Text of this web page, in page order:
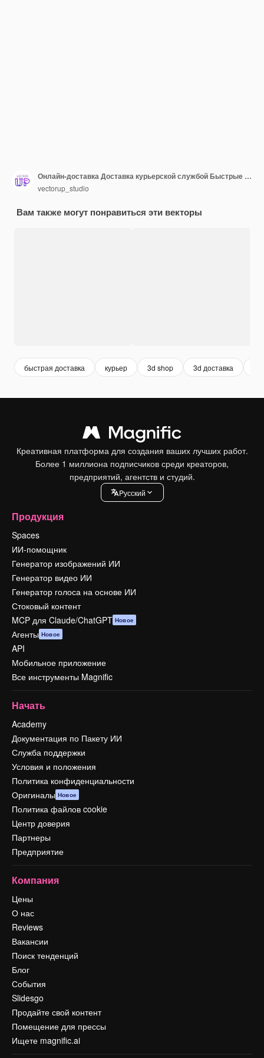
Онлайн-доставка Доставка курьерской службой Быстрые деньги Карта отслеживания скутера Векторная иллюстрация
vectorup_studio
Вам также могут понравиться эти векторы
быстрая доставка курьер 3d shop 3d доставка
Креативная платформа для создания ваших лучших работ.
Более 1 миллиона подписчиков среди креаторов,
предприятий, агентств и студий.
Pусский
Продукция
Spaces
ИИ-помощник
Генератор изображений ИИ
Генератор видео ИИ
Генератор голоса на основе ИИ
Стоковый контент
MCP для Claude/ChatGPT Новое
Агенты Новое
API
Мобильное приложение
Все инструменты Magnific
Начать
Academy
Документация по Пакету ИИ
Служба поддержки
Условия и положения
Политика конфиденциальности
Оригиналы Новое
Политика файлов cookie
Центр доверия
Партнеры
Предприятие
Компания
Цены
О нас
Reviews
Вакансии
Поиск тенденций
Блог
События
Slidesgo
Продайте свой контент
Помещение для прессы
Ищете magnific.ai